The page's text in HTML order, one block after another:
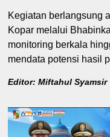
Kegiatan berlangsung
Kopar melalui
monitoring berkala
mendata potensi hasil
Editor: Miftahul Syamsir